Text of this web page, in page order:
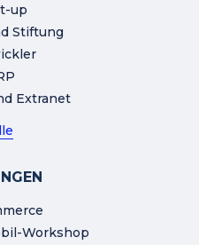
up
Stiftung
Extranet
Workshop